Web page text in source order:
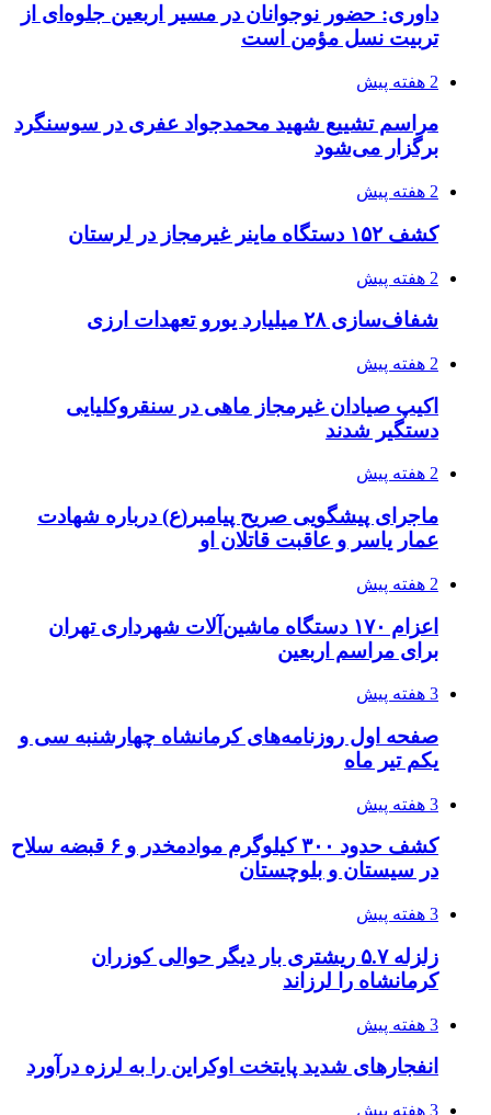
داوری: حضور نوجوانان در مسیر اربعین جلوه‌ای از
تربیت نسل مؤمن است
2 هفته پیش
مراسم تشییع شهید محمدجواد عفری در سوسنگرد
برگزار می‌شود
2 هفته پیش
کشف ۱۵۲ دستگاه ماینر غیرمجاز در لرستان
2 هفته پیش
شفاف‌سازی ۲۸ میلیارد یورو تعهدات ارزی
2 هفته پیش
اکیپ صیادان غیرمجاز ماهی در سنقروکلیایی
دستگیر شدند
2 هفته پیش
ماجرای پیشگویی صریح پیامبر(ع) درباره شهادت
عمار یاسر و عاقبت قاتلان او
2 هفته پیش
اعزام ۱۷۰ دستگاه ماشین‌آلات شهرداری تهران
برای مراسم اربعین
3 هفته پیش
صفحه اول روزنامه‌های کرمانشاه چهارشنبه سی و
یکم تیر ماه
3 هفته پیش
کشف حدود ۳۰۰ کیلوگرم موادمخدر و ۶ قبضه سلاح
در سیستان و بلوچستان
3 هفته پیش
زلزله ۵.۷ ریشتری بار دیگر حوالی کوزران
کرمانشاه را لرزاند
3 هفته پیش
انفجارهای شدید پایتخت اوکراین را به لرزه درآورد
3 هفته پیش